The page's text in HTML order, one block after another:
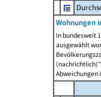
Wohnungen
In bundesweit
ausgewählt
Abweichungen